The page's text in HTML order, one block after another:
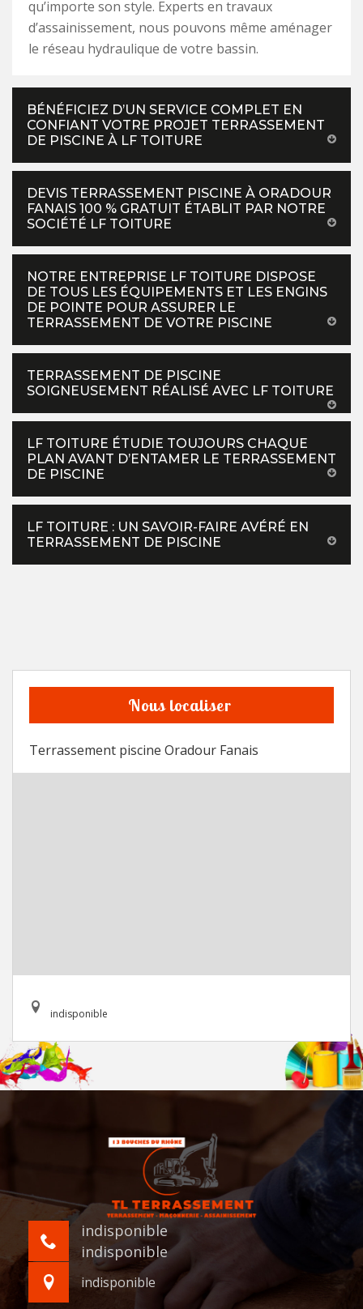
qu’importe son style. Experts en travaux
d’assainissement, nous pouvons même aménager
le réseau hydraulique de votre bassin.
BÉNÉFICIEZ D’UN SERVICE COMPLET EN
CONFIANT VOTRE PROJET TERRASSEMENT
DE PISCINE À LF TOITURE
DEVIS TERRASSEMENT PISCINE À ORADOUR
FANAIS 100 % GRATUIT ÉTABLIT PAR NOTRE
SOCIÉTÉ LF TOITURE
NOTRE ENTREPRISE LF TOITURE DISPOSE
DE TOUS LES ÉQUIPEMENTS ET LES ENGINS
DE POINTE POUR ASSURER LE
TERRASSEMENT DE VOTRE PISCINE
TERRASSEMENT DE PISCINE
SOIGNEUSEMENT RÉALISÉ AVEC LF TOITURE
LF TOITURE ÉTUDIE TOUJOURS CHAQUE
PLAN AVANT D’ENTAMER LE TERRASSEMENT
DE PISCINE
LF TOITURE : UN SAVOIR-FAIRE AVÉRÉ EN
TERRASSEMENT DE PISCINE
Nous localiser
Terrassement piscine Oradour Fanais
indisponible
indisponible
indisponible
indisponible